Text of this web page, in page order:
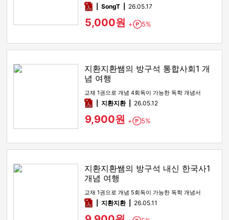
pdfSongT 26.05.17
5,000원 + Point
5%
지환지환쌤의 방구석 통합사회1 개
념 여행
교재 1권으로 개념 4회독이 가능한 독학 개념서
pdf지환지환 26.05.12
9,900원 + Point
5%
지환지환쌤의 방구석 내신 한국사1
개념 여행
교재 1권으로 개념 5회독이 가능한 독학 개념서
pdf지환지환 26.05.11